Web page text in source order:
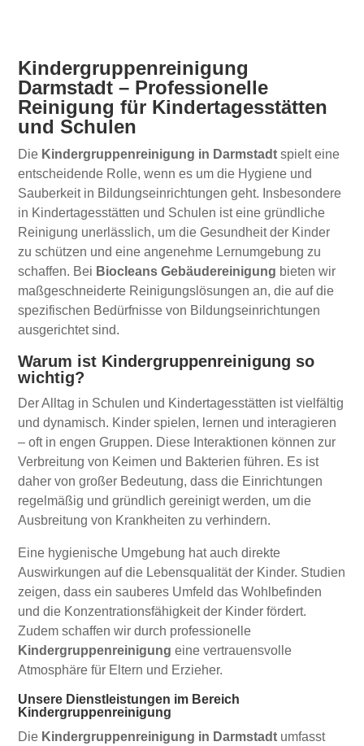
Kindergruppenreinigung
Darmstadt – Professionelle
Reinigung für Kindertagesstätten
und Schulen
Die Kindergruppenreinigung in Darmstadt spielt eine
entscheidende Rolle, wenn es um die Hygiene und
Sauberkeit in Bildungseinrichtungen geht. Insbesondere
in Kindertagesstätten und Schulen ist eine gründliche
Reinigung unerlässlich, um die Gesundheit der Kinder
zu schützen und eine angenehme Lernumgebung zu
schaffen. Bei Biocleans Gebäudereinigung bieten wir
maßgeschneiderte Reinigungslösungen an, die auf die
spezifischen Bedürfnisse von Bildungseinrichtungen
ausgerichtet sind.
Warum ist Kindergruppenreinigung so
wichtig?
Der Alltag in Schulen und Kindertagesstätten ist vielfältig
und dynamisch. Kinder spielen, lernen und interagieren
– oft in engen Gruppen. Diese Interaktionen können zur
Verbreitung von Keimen und Bakterien führen. Es ist
daher von großer Bedeutung, dass die Einrichtungen
regelmäßig und gründlich gereinigt werden, um die
Ausbreitung von Krankheiten zu verhindern.
Eine hygienische Umgebung hat auch direkte
Auswirkungen auf die Lebensqualität der Kinder. Studien
zeigen, dass ein sauberes Umfeld das Wohlbefinden
und die Konzentrationsfähigkeit der Kinder fördert.
Zudem schaffen wir durch professionelle
Kindergruppenreinigung eine vertrauensvolle
Atmosphäre für Eltern und Erzieher.
Unsere Dienstleistungen im Bereich
Kindergruppenreinigung
Die Kindergruppenreinigung in Darmstadt umfasst